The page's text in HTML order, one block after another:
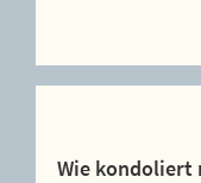
Wie kondoliert